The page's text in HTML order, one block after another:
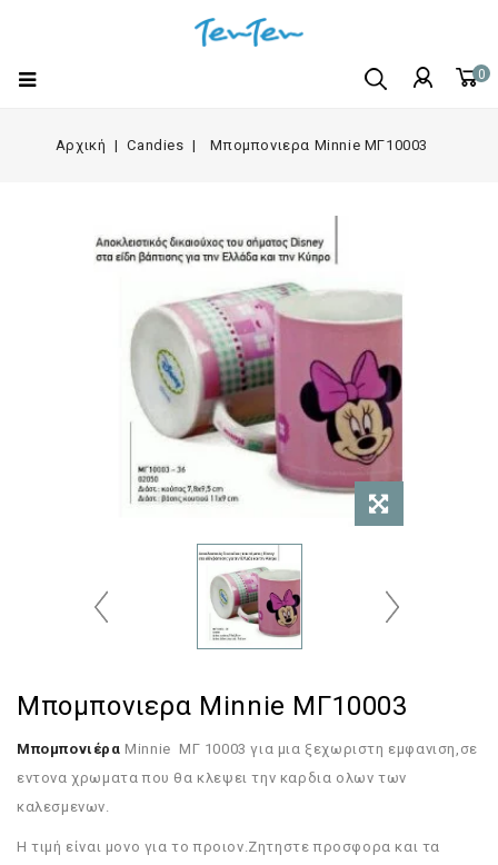
0
Αρχική Candies Μπομπονιερα Minnie ΜΓ10003
Μπομπονιερα Minnie ΜΓ10003
Μπομπονιέρα Minnie ΜΓ 10003 για μια ξεχωριστη εμφανιση,σε
εντονα χρωματα που θα κλεψει την καρδια ολων των
καλεσμενων.
Η τιμή είναι μονο για το προιον.Ζητηστε προσφορα και τα